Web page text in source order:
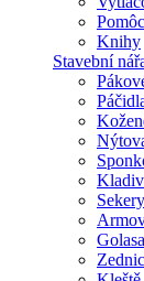
Knihy
Stavební
Sekery